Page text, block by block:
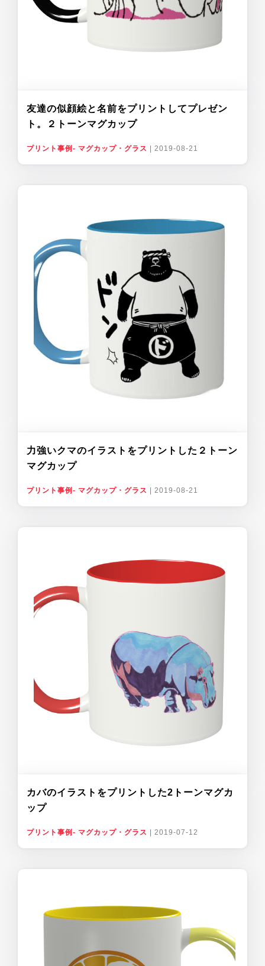
友達の似顔絵と名前をプリントしてプレゼン
ト。２トーンマグカップ
プリント事例- マグカップ・グラス 2019-08-21
力強いクマのイラストをプリントした２トーン
マグカップ
プリント事例- マグカップ・グラス 2019-08-21
カバのイラストをプリントした2トーンマグカ
ップ
プリント事例- マグカップ・グラス 2019-07-12